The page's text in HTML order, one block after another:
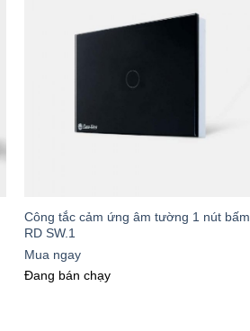
Công tắc cảm ứng âm tường 1 nút bấm
RD SW.1
Mua ngay
Đang bán chạy